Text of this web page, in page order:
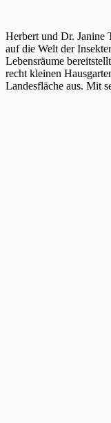
Herbert und Dr. Janine
auf die Welt der
Lebensräume
recht kleinen
Landesfläche aus. Mit